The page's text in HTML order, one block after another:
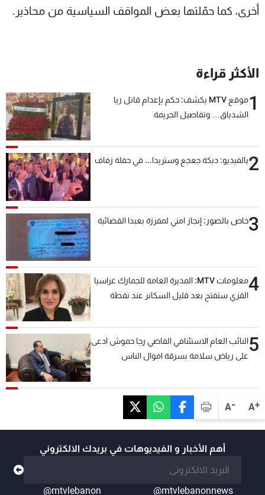
A+
A-
أخرى، كما حمّلتها بعض المواقف السياسية من محاذير.
الأكثر قراءة
1
موقع MTV يكشف: حكم بإعدام قاتل ريا
الشدياق… وتفاصيل الجريمة
2بالفيديو: دبكة جعجع وستريدا... في حفلة زفاف
3خاص بالصور: إنجاز امني لمفرزة بعبدا القضائية
4
معلومات MTV: المديرة العامة للجمارك غراسيا
القزي ستفتح بعد قليل السكانر عند نقطة
السعودية والدول العربية
5النائب العام الاستئنافي القاضي رجا حموش ادعى
على رياض سلامة بسرقة اموال الناس
أهم الأخبار و الفيديوهات في بريدك الالكتروني
@mtvlebanonnews
@mtvlebanon